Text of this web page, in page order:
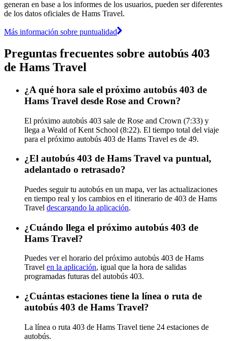
generan en base a los informes de los usuarios, pueden ser diferentes
de los datos oficiales de Hams Travel.
Más información sobre puntualidad
Preguntas frecuentes sobre autobús 403
de Hams Travel
¿A qué hora sale el próximo autobús 403 de
Hams Travel desde Rose and Crown?
El próximo autobús 403 sale de Rose and Crown (7:33) y
llega a Weald of Kent School (8:22). El tiempo total del viaje
para el próximo autobús 403 de Hams Travel es de 49.
¿El autobús 403 de Hams Travel va puntual,
adelantado o retrasado?
Puedes seguir tu autobús en un mapa, ver las actualizaciones
en tiempo real y los cambios en el itinerario de 403 de Hams
Travel descargando la aplicación.
¿Cuándo llega el próximo autobús 403 de
Hams Travel?
Puedes ver el horario del próximo autobús 403 de Hams
Travel en la aplicación, igual que la hora de salidas
programadas futuras del autobús 403.
¿Cuántas estaciones tiene la línea o ruta de
autobús 403 de Hams Travel?
La línea o ruta 403 de Hams Travel tiene 24 estaciones de
autobús.